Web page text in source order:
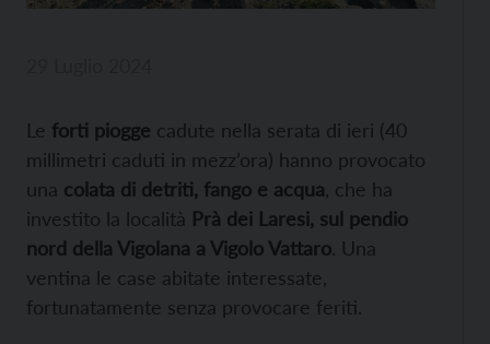
Le forti piogge cadute nella serata di ieri (40
millimetri caduti in mezz’ora) hanno provocato
una colata di detriti, fango e acqua , che ha
investito la località Prà dei Laresi, sul pendio
nord della Vigolana a Vigolo Vattaro. Una
ventina le case abitate interessate,
fortunatamente senza provocare feriti.